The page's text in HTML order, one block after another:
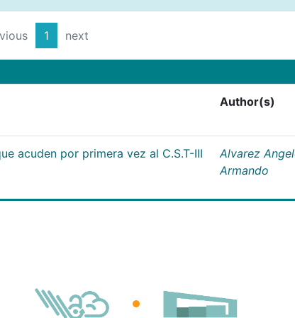
1 next
Author(s)
acuden por primera vez al C.S.T-III
Alvarez
Armando